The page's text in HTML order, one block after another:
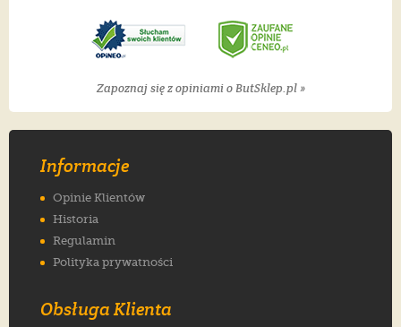
Zapoznaj się z opiniami o ButSklep.pl »
Informacje
Opinie Klientów
Historia
Regulamin
Polityka prywatności
Obsługa Klienta